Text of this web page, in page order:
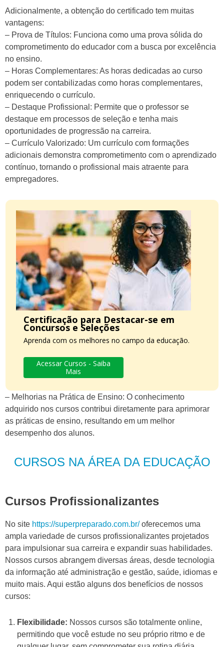
Adicionalmente, a obtenção do certificado tem muitas
vantagens:
– Prova de Títulos: Funciona como uma prova sólida do
comprometimento do educador com a busca por excelência
no ensino.
– Horas Complementares: As horas dedicadas ao curso
podem ser contabilizadas como horas complementares,
enriquecendo o currículo.
– Destaque Profissional: Permite que o professor se
destaque em processos de seleção e tenha mais
oportunidades de progressão na carreira.
– Currículo Valorizado: Um currículo com formações
adicionais demonstra comprometimento com o aprendizado
contínuo, tornando o profissional mais atraente para
empregadores.
Certificação para Destacar-se em
Concursos e Seleções
Aprenda com os melhores no campo da educação.
Acessar Cursos - Saiba
Mais
– Melhorias na Prática de Ensino: O conhecimento
adquirido nos cursos contribui diretamente para aprimorar
as práticas de ensino, resultando em um melhor
desempenho dos alunos.
CURSOS NA ÁREA DA EDUCAÇÃO
Cursos Profissionalizantes
No site https://superpreparado.com.br/oferecemos uma
ampla variedade de cursos profissionalizantes projetados
para impulsionar sua carreira e expandir suas habilidades.
Nossos cursos abrangem diversas áreas, desde tecnologia
da informação até administração e gestão, saúde, idiomas e
muito mais. Aqui estão alguns dos benefícios de nossos
cursos:
Flexibilidade: Nossos cursos são totalmente online,
permitindo que você estude no seu próprio ritmo e de